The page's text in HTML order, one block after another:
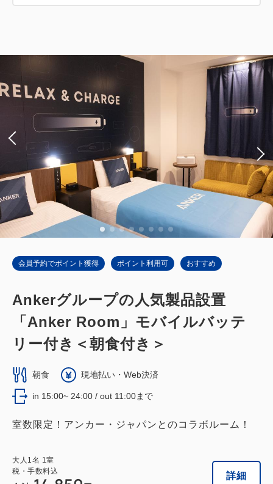
会員予約でポイント獲得 ポイント利用可 おすすめ
Ankerグループの人気製品設置
「Anker Room」モバイルバッテ
リー付き＜朝食付き＞
朝食 現地払い・Web決済
in 15:00~ 24:00 / out 11:00まで
室数限定！アンカー・ジャパンとのコラボルーム！
大人 1 名 1 室
税・手数料込
詳細